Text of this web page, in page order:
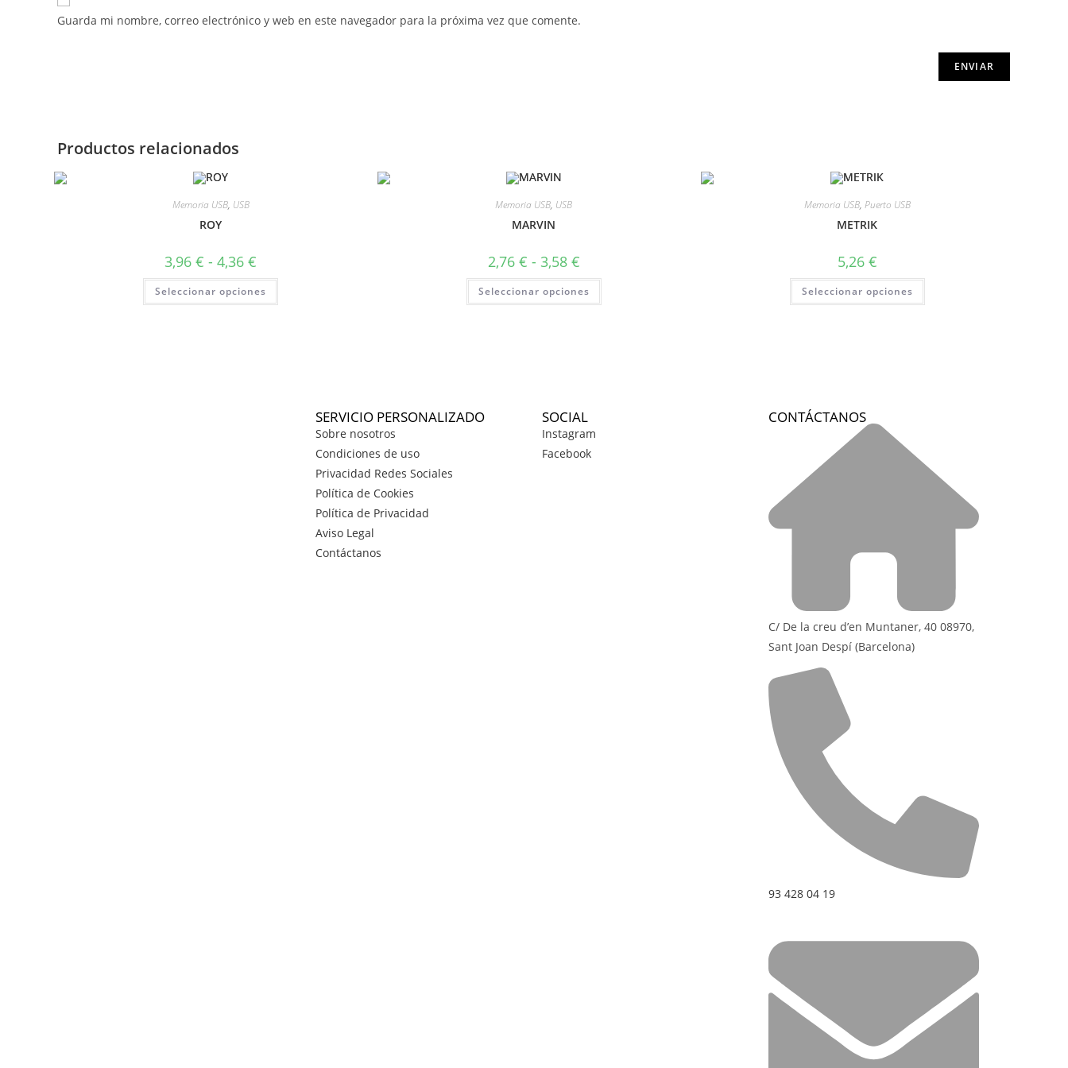
Guarda mi nombre, correo electrónico y web en este navegador para la próxima vez que comente.
Productos relacionados
Memoria USB, USB
ROY
3,96€ - 4,36€
Seleccionar opciones
Memoria USB, USB
MARVIN
2,76 € - 3,58 €
Seleccionar opciones
Memoria USB, Puerto USB
METRIK
5,26 €
Seleccionar opciones
SERVICIO PERSONALIZADO
Sobre nosotros
Condiciones de uso
Privacidad Redes Sociales
Política de Cookies
Política de Privacidad
Aviso Legal
Contáctanos
SOCIAL
Instagram
Facebook
CONTÁCTANOS
C/ De la creu d’en Muntaner, 40 08970,
Sant Joan Despí (Barcelona)
93 428 04 19